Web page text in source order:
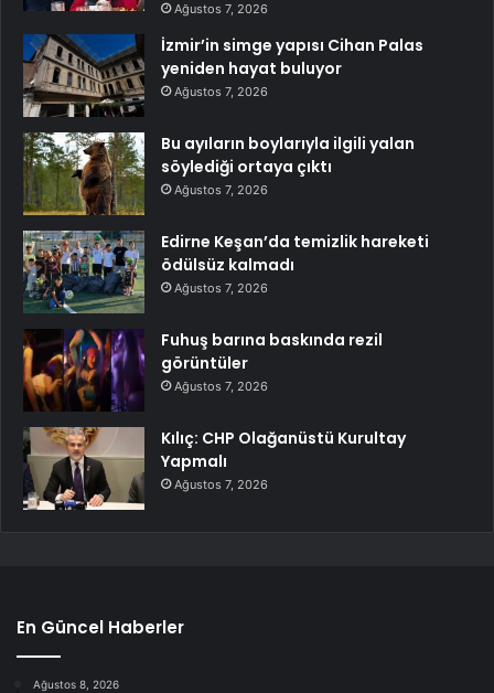
Ağustos 7, 2026
İzmir’in simge yapısı Cihan Palas
yeniden hayat buluyor
Ağustos 7, 2026
Bu ayıların boylarıyla ilgili yalan
söylediği ortaya çıktı
Ağustos 7, 2026
Edirne Keşan’da temizlik hareketi
ödülsüz kalmadı
Ağustos 7, 2026
Fuhuş barına baskında rezil
görüntüler
Ağustos 7, 2026
Kılıç: CHP Olağanüstü Kurultay
Yapmalı
Ağustos 7, 2026
En Güncel Haberler
Ağustos 8, 2026